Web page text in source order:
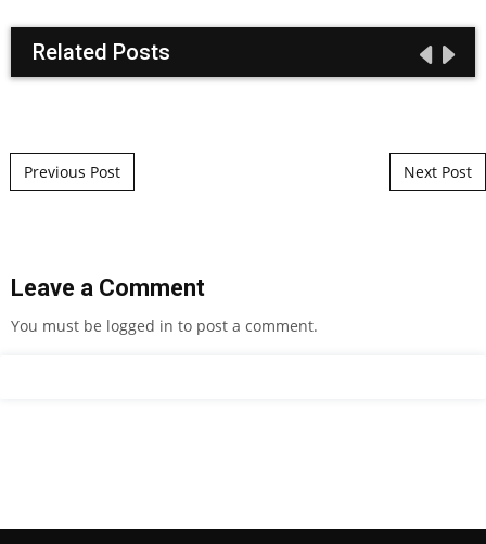
Related Posts
Post navigation
Previous Post Next Post
Leave a Comment
You must be logged in to post a comment.